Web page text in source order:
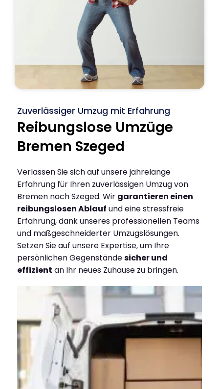
Zuverlässiger Umzug mit Erfahrung
Reibungslose Umzüge
Bremen Szeged
Verlassen Sie sich auf unsere jahrelange
Erfahrung für Ihren zuverlässigen Umzug von
Bremen nach Szeged. Wir garantieren einen
reibungslosen Ablauf und eine stressfreie
Erfahrung, dank unseres professionellen Teams
und maßgeschneiderter Umzugslösungen.
Setzen Sie auf unsere Expertise, um Ihre
persönlichen Gegenständesicher und
effizient an Ihr neues Zuhause zu bringen.